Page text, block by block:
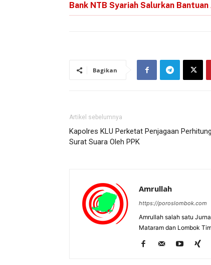
Bank NTB Syariah Salurkan
Bagikan
Artikel sebelumnya
Kapolres KLU Perketat Penjagaan
Surat Suara Oleh PPK
Amrullah
https://poroslombok.com
Amrullah salah satu
Mataram dan Lombok